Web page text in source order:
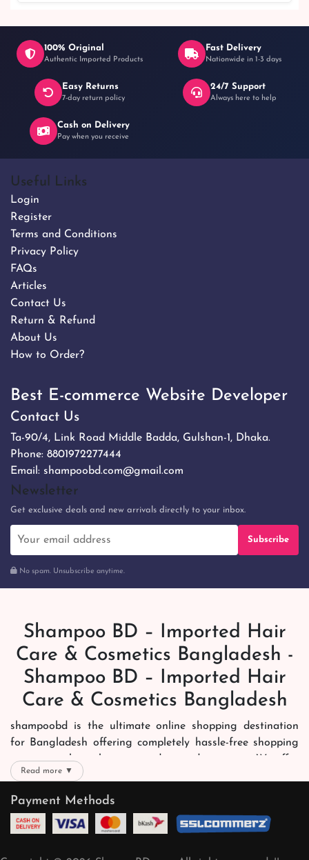
100% Original
Authentic Imported Products
Fast Delivery
Nationwide in 1-3 days
Easy Returns
7-day return policy
24/7 Support
Always here to help
Cash on Delivery
Pay when you receive
Useful Links
Login
Register
Terms and Conditions
Privacy Policy
FAQs
Articles
Contact Us
Return & Refund
About Us
How to Order?
Best E-commerce Website Developer
Contact Us
Ta-90/4, Link Road Middle Badda, Gulshan-1, Dhaka.
Phone: 8801972277444
Email: shampoobd.com@gmail.com
Newsletter
Get exclusive deals and new arrivals directly to your inbox.
Subscribe
No spam. Unsubscribe anytime.
Shampoo BD – Imported Hair
Care & Cosmetics Bangladesh -
Shampoo BD – Imported Hair
Care & Cosmetics Bangladesh
shampoobd is the ultimate online shopping destination
for Bangladesh offering completely hassle-free shopping
experience through secure and trusted gateways. We offer
you trendy and reliable shopping with all your preferred
brands and more. Now shopping is easier, quicker and
always joyous. We help you mark the exact choice here.
We offer our customers with memorable online shopping
Read more ▼
Payment Methods